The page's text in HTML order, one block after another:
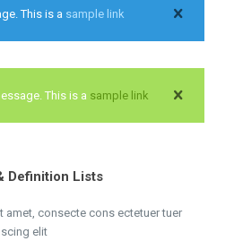
This is a sample link
This is a sample link
Definition Lists
amet, consecte cons ectetuer tuer
elit